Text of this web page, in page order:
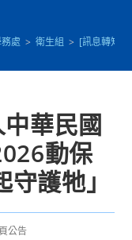
處 > 衛生組 > [訊息轉知]
華民國
動保
護牠」
公告